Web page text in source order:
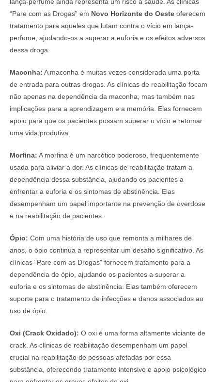
“Pare com as Drogas” em Novo Horizonte do Oeste oferecem
tratamento para aqueles que lutam contra o vício em lança-
perfume, ajudando-os a superar a euforia e os efeitos adversos
dessa droga.
Maconha: A maconha é muitas vezes considerada uma porta
de entrada para outras drogas. As clínicas de reabilitação focam
não apenas na dependência da maconha, mas também nas
implicações para a aprendizagem e a memória. Elas fornecem
apoio para que os pacientes possam superar o vício e retomar
uma vida produtiva.
Morfina: A morfina é um narcótico poderoso, frequentemente
usada para aliviar a dor. As clínicas de reabilitação tratam a
dependência dessa substância, ajudando os pacientes a
enfrentar a euforia e os sintomas de abstinência. Elas
desempenham um papel importante na prevenção de overdose
e na reabilitação de pacientes.
Ópio: Com uma história de uso que remonta a milhares de
anos, o ópio continua a representar um desafio significativo. As
clínicas “Pare com as Drogas” fornecem tratamento para a
dependência de ópio, ajudando os pacientes a superar a
euforia e os sintomas de abstinência. Elas também oferecem
suporte para o tratamento de infecções e danos associados ao
uso de ópio.
Oxi (Crack Oxidado): O oxi é uma forma altamente viciante de
crack. As clínicas de reabilitação desempenham um papel
crucial na reabilitação de pessoas afetadas por essa
substância, oferecendo tratamento intensivo e apoio psicológico